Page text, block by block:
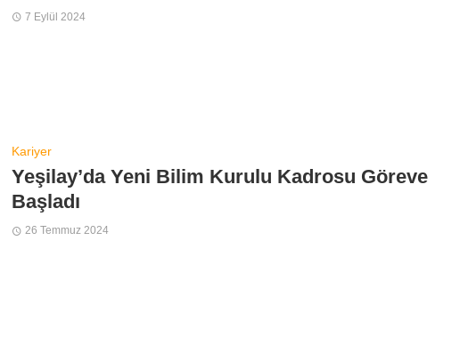
7 Eylül 2024
Kariyer
Yeşilay’da Yeni Bilim Kurulu Kadrosu Göreve
Başladı
26 Temmuz 2024